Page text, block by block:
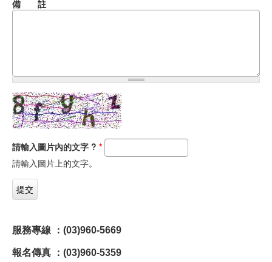
備 註
請輸入圖片內的文字 ? *
請輸入圖片上的文字。
服務專線 ：(03)960-5669
報名傳真 ：(03)960-5359